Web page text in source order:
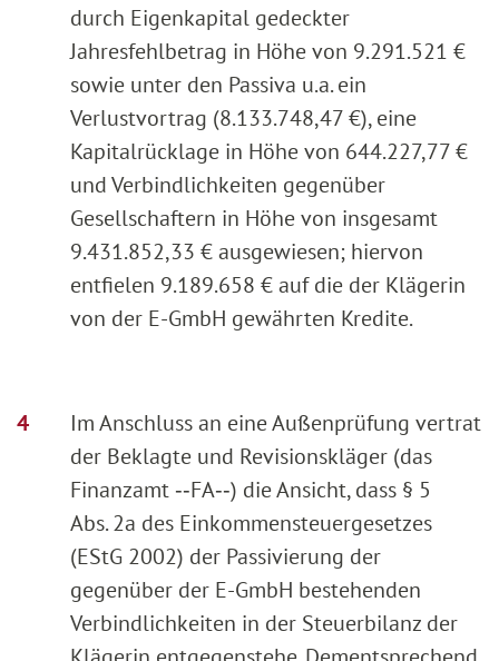
durch Eigenkapital gedeckter
Jahresfehlbetrag in Höhe von 9.291.521 €
sowie unter den Passiva u.a. ein
Verlustvortrag (8.133.748,47 €), eine
Kapitalrücklage in Höhe von 644.227,77 €
und Verbindlichkeiten gegenüber
Gesellschaftern in Höhe von insgesamt
9.431.852,33 € ausgewiesen; hiervon
entfielen 9.189.658 € auf die der Klägerin
von der E-GmbH gewährten Kredite.
Im Anschluss an eine Außenprüfung vertrat
der Beklagte und Revisionskläger (das
Finanzamt ‑‑FA‑‑) die Ansicht, dass § 5
Abs. 2a des Einkommensteuergesetzes
(EStG 2002) der Passivierung der
gegenüber der E-GmbH bestehenden
Verbindlichkeiten in der Steuerbilanz der